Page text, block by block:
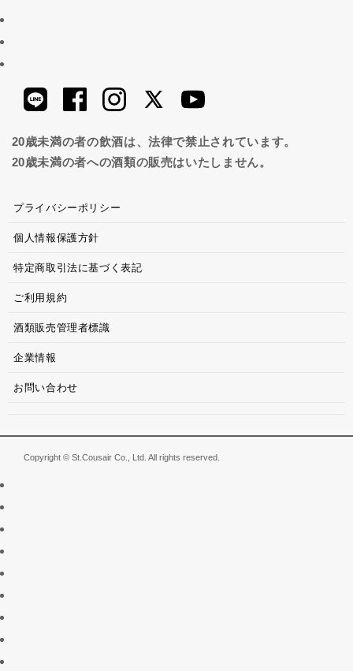
20歳未満の者の飲酒は、法律で禁止されています。
20歳未満の者への酒類の販売はいたしません。
プライバシーポリシー
個人情報保護方針
特定商取引法に基づく表記
ご利用規約
酒類販売管理者標識
企業情報
お問い合わせ
Copyright © St.Cousair Co., Ltd. All rights reserved.